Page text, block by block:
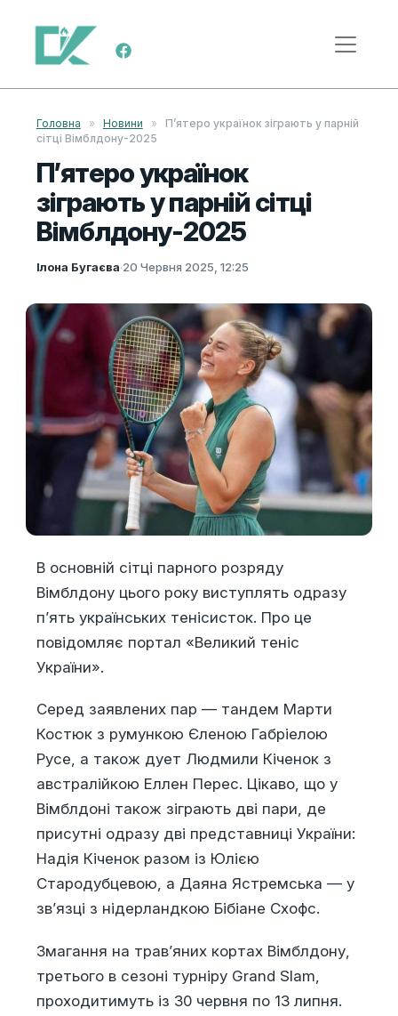
Skip to content
Main Navigation
Головна » Новини »
П’ятеро українок зіграють у парній
сітці Вімблдону-2025
П’ятеро українок
зіграють у парній сітці
Вімблдону-2025
Ілона Бугаєва·20 Червня 2025, 12:25
В основній сітці парного розряду
Вімблдону цього року виступлять одразу
п’ять українських тенісисток. Про це
повідомляє портал «Великий теніс
України».
Серед заявлених пар — тандем Марти
Костюк з румункою Єленою Габріелою
Русе, а також дует Людмили Кіченок з
австралійкою Еллен Перес. Цікаво, що у
Вімблдоні також зіграють дві пари, де
присутні одразу дві представниці України:
Надія Кіченок разом із Юлією
Стародубцевою, а Даяна Ястремська — у
зв’язці з нідерландкою Бібіане Схофс.
Змагання на трав’яних кортах Вімблдону,
третього в сезоні турніру Grand Slam,
проходитимуть із 30 червня по 13 липня.